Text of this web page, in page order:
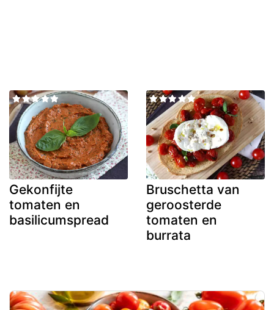
Gekonfijte
tomaten en
basilicumspread
Bruschetta van
geroosterde
tomaten en
burrata